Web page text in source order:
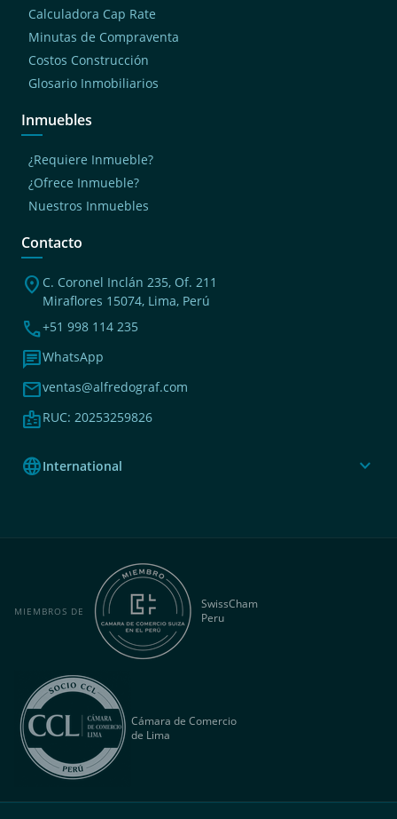
Calculadora Cap Rate
Minutas de Compraventa
Costos Construcción
Glosario Inmobiliarios
Inmuebles
¿Requiere Inmueble?
¿Ofrece Inmueble?
Nuestros Inmuebles
Contacto
location_on C. Coronel Inclán 235, Of. 211
Miraflores 15074, Lima, Perú
phone+51 998 114 235
chatWhatsApp
mailventas@alfredograf.com
badgeRUC: 20253259826
languageInternational expand_more
MIEMBROS DE
SwissCham
Peru
Cámara de Comercio
de Lima